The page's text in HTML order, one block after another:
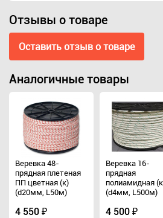
Отзывы о товаре
Оставить отзыв о товаре
Аналогичные товары
Веревка 48-
прядная плетеная
ПП цветная (к)
(d20мм, L50м)
4 550 ₽
Веревка 16-
прядная
полиамидная
(d4мм, L500м)
4 500 ₽